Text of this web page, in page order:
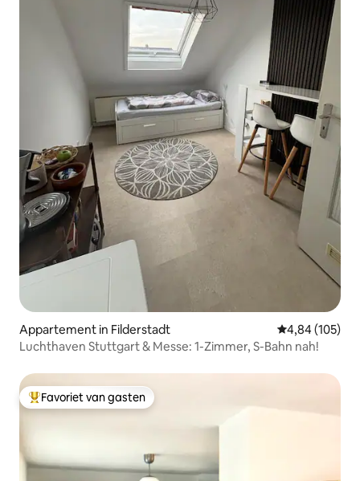
Appartement in Filderstadt Gemiddelde
4,84 (105)
Luchthaven Stuttgart & Messe: 1-Zimmer, S-Bahn nah!
Topfavoriet van gasten
Favoriet van gasten